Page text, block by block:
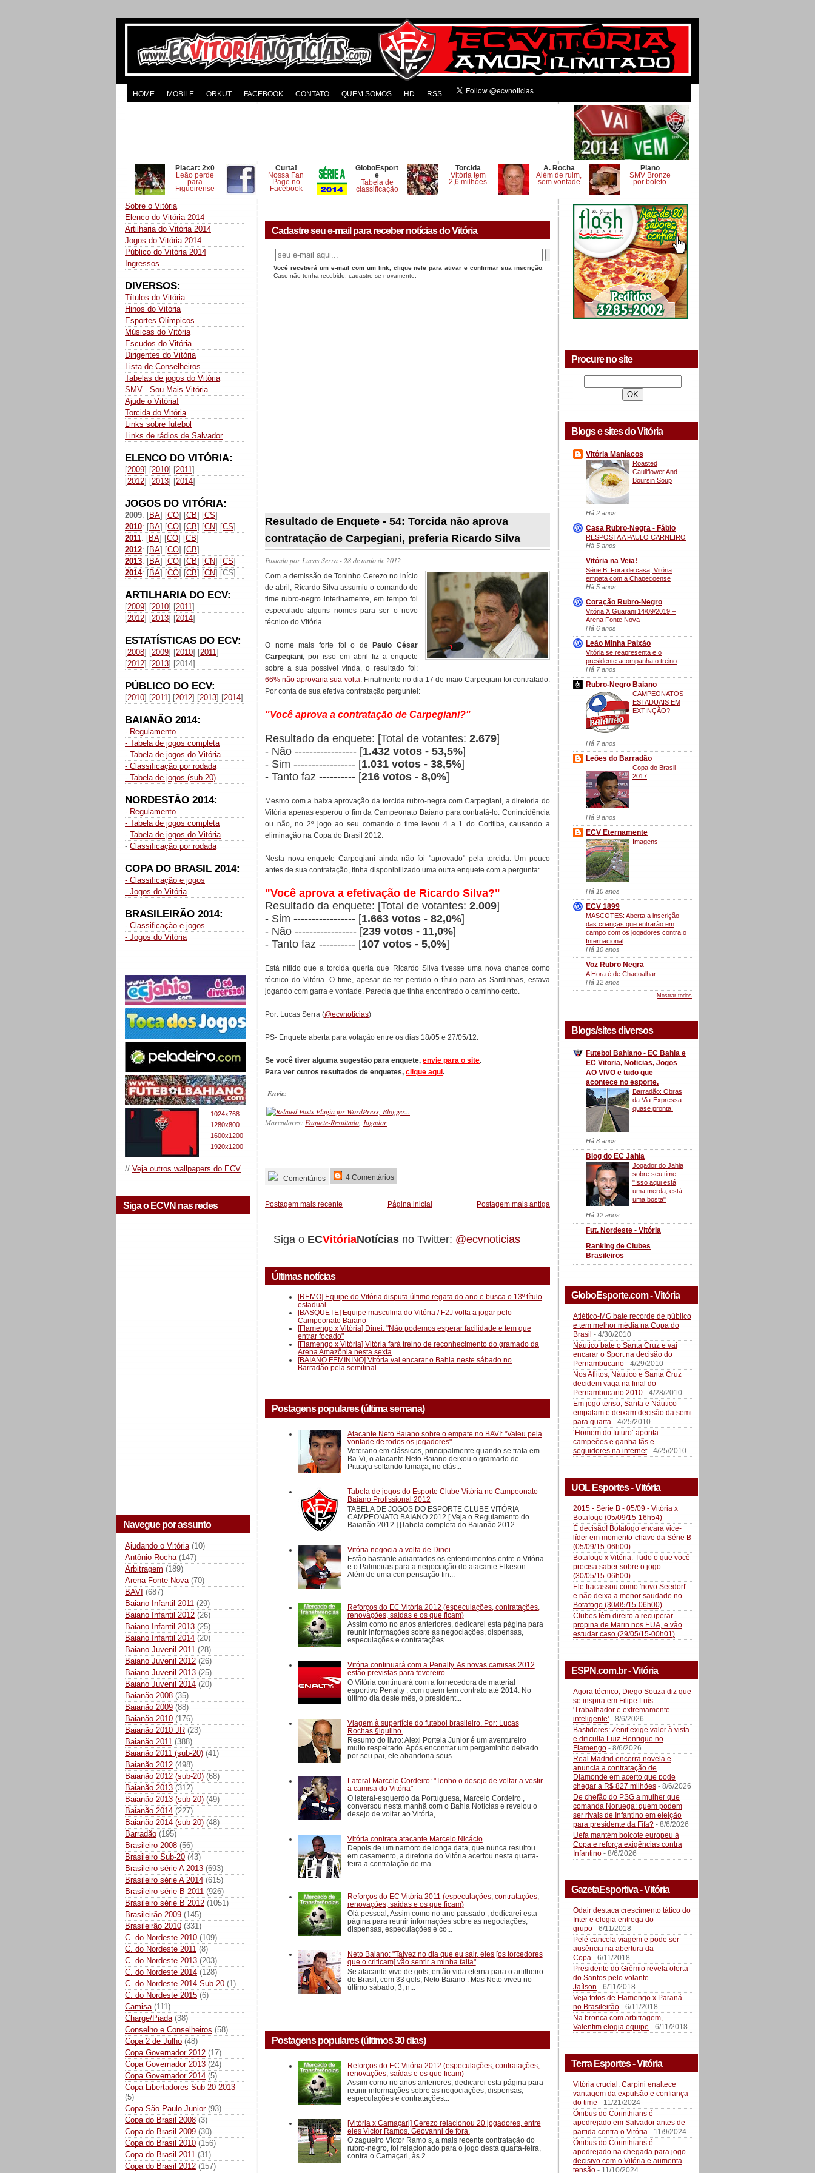
HOME MOBILE ORKUT FACEBOOK CONTATO QUEM SOMOS HD RSS
Placar: 2x0
Leão perde
para
Figueirense
Curta!
Nossa Fan
Page no
Facebook
GloboEsport
e
Tabela de
classificação
Torcida
Vitória tem
2,6 milhões
A. Rocha
Além de ruim,
sem vontade
Plano
SMV Bronze
por boleto
Sobre o Vitória
Elenco do Vitória 2014
Artilharia do Vitória 2014
Jogos do Vitória 2014
Público do Vitória 2014
Ingressos
DIVERSOS:
Títulos do Vitória
Hinos do Vitória
Esportes Olímpicos
Músicas do Vitória
Escudos do Vitória
Dirigentes do Vitória
Lista de Conselheiros
Tabelas de jogos do Vitória
SMV - Sou Mais Vitória
Ajude o Vitória!
Torcida do Vitória
Links sobre futebol
Links de rádios de Salvador
ELENCO DO VITÓRIA:
[2009] [2010] [2011]
[2012] [2013] [2014]
JOGOS DO VITÓRIA:
2009: [BA] [CO] [CB] [CS]
2010: [BA] [CO] [CB] [CN] [CS]
2011: [BA] [CO] [CB]
2012: [BA] [CO] [CB]
2013: [BA] [CO] [CB] [CN] [CS]
2014: [BA] [CO] [CB] [CN] [CS]
ARTILHARIA DO ECV:
[2009] [2010] [2011]
[2012] [2013] [2014]
ESTATÍSTICAS DO ECV:
[2008] [2009] [2010] [2011]
[2012] [2013] [2014]
PÚBLICO DO ECV:
[2010] [2011] [2012] [2013] [2014]
BAIANÃO 2014:
- Regulamento
- Tabela de jogos completa
- Tabela de jogos do Vitória
- Classificação por rodada
- Tabela de jogos (sub-20)
NORDESTÃO 2014:
- Regulamento
- Tabela de jogos completa
- Tabela de jogos do Vitória
- Classificação por rodada
COPA DO BRASIL 2014:
- Classificação e jogos
- Jogos do Vitória
BRASILEIRÃO 2014:
- Classificação e jogos
- Jogos do Vitória
-1024x768
-1280x800
-1600x1200
-1920x1200
// Veja outros wallpapers do ECV
Siga o ECVN nas redes
Navegue por assunto
Ajudando o Vitória (10)
Antônio Rocha (147)
Arbitragem (189)
Arena Fonte Nova (70)
BAVI (687)
Baiano Infantil 2011 (29)
Baiano Infantil 2012 (26)
Baiano Infantil 2013 (25)
Baiano Infantil 2014 (20)
Baiano Juvenil 2011 (28)
Baiano Juvenil 2012 (26)
Baiano Juvenil 2013 (25)
Baiano Juvenil 2014 (20)
Baianão 2008 (35)
Baianão 2009 (88)
Baianão 2010 (176)
Baianão 2010 JR (23)
Baianão 2011 (388)
Baianão 2011 (sub-20) (41)
Baianão 2012 (498)
Baianão 2012 (sub-20) (68)
Baianão 2013 (312)
Baianão 2013 (sub-20) (49)
Baianão 2014 (227)
Baianão 2014 (sub-20) (48)
Barradão (195)
Brasileiro 2008 (56)
Brasileiro Sub-20 (43)
Brasileiro série A 2013 (693)
Brasileiro série A 2014 (615)
Brasileiro série B 2011 (926)
Brasileiro série B 2012 (1051)
Brasileirão 2009 (145)
Brasileirão 2010 (331)
C. do Nordeste 2010 (109)
C. do Nordeste 2011 (8)
C. do Nordeste 2013 (203)
C. do Nordeste 2014 (128)
C. do Nordeste 2014 Sub-20 (1)
C. do Nordeste 2015 (6)
Camisa (111)
Charge/Piada (38)
Conselho e Conselheiros (58)
Copa 2 de Julho (48)
Copa Governador 2012 (17)
Copa Governador 2013 (24)
Copa Governador 2014 (5)
Copa Libertadores Sub-20 2013
(5)
Copa São Paulo Junior (93)
Copa do Brasil 2008 (3)
Copa do Brasil 2009 (30)
Copa do Brasil 2010 (156)
Copa do Brasil 2011 (31)
Copa do Brasil 2012 (157)
Cadastre seu e-mail para receber notícias do Vitória
Você receberá um e-mail com um link, clique nele para ativar e confirmar sua inscrição
Caso não tenha recebido, cadastre-se novamente.
Resultado de Enquete - 54: Torcida não aprova
contratação de Carpegiani, preferia Ricardo Silva
Postado porLucas Serra- 28 de maio de 2012
Com a demissão de Toninho Cerezo no início
de abril, Ricardo Silva assumiu o comando do
time rubro-negro interinamente, em tempo foi
especulado alguns nomes para ser o novo
técnico do Vitória.
O nome mais forte foi o de
Paulo César
Carpegiani, por isso em abril fiz a enquete
sobre a sua possível vinda, o resultado foi:
66% não aprovaria sua volta. Finalmente no dia 17 de maio Carpegiani foi contratado.
Por conta de sua efetiva contratação perguntei:
"Você aprova a contratação de Carpegiani?"
Resultado da enquete: [Total de votantes: 2.679]
- Não ----------------- [1.432 votos - 53,5%]
- Sim ----------------- [1.031 votos - 38,5%]
- Tanto faz ---------- [216 votos - 8,0%]
Mesmo com a baixa aprovação da torcida rubro-negra com Carpegiani, a diretoria do
Vitória apenas esperou o fim da Campeonato Baiano para contratá-lo. Conincidência
ou não, no 2º jogo ao seu comando o time levou 4 a 1 do Coritiba, causando a
eliminação na Copa do Brasil 2012.
Nesta nova enquete Carpegiani ainda não foi "aprovado" pela torcida. Um pouco
antes de sua contratação, tinha disponibilizado uma outra enquete com a pergunta:
"Você aprova a efetivação de Ricardo Silva?"
Resultado da enquete: [Total de votantes: 2.009]
- Sim ----------------- [1.663 votos - 82,0%]
- Não ----------------- [239 votos - 11,0%]
- Tanto faz ---------- [107 votos - 5,0%]
Está nítido que a torcida queria que Ricardo Silva tivesse uma nova chance como
técnico do Vitória. O time, apesar de ter perdido o título para as Sardinhas, estava
jogando com garra e vontade. Parecia que tinha encontrado o caminho certo.
Por: Lucas Serra (@ecvnoticias)
PS- Enquete aberta para votação entre os dias 18/05 e 27/05/12.
Se você tiver alguma sugestão para enquete, envie para o site.
Para ver outros resultados de enquetes, clique aqui.
Envie:
Marcadores: Enquete-Resultado, Jogador
Comentários 4 Comentários
Postagem mais recente Postagem mais antiga
Página inicial
Siga o ECVitóriaNotícias no Twitter: @ecvnoticias
Últimas notícias
[REMO] Equipe do Vitória disputa último regata do ano e busca o 13º título
estadual
[BASQUETE] Equipe masculina do Vitória / F2J volta a jogar pelo
Campeonato Baiano
[Flamengo x Vitória] Dinei: "Não podemos esperar facilidade e tem que
entrar focado"
[Flamengo x Vitória] Vitória fará treino de reconhecimento do gramado da
Arena Amazônia nesta sexta
[BAIANO FEMININO] Vitória vai encarar o Bahia neste sábado no
Barradão pela semifinal
Postagens populares (última semana)
Atacante Neto Baiano sobre o empate no BAVI: "Valeu pela
vontade de todos os jogadores"
Veterano em clássicos, principalmente quando se trata em
Ba-Vi, o atacante Neto Baiano deixou o gramado de
Pituaçu soltando fumaça, no clás...
Tabela de jogos do Esporte Clube Vitória no Campeonato
Baiano Profissional 2012
TABELA DE JOGOS DO ESPORTE CLUBE VITÓRIA
CAMPEONATO BAIANO 2012 [ Veja o Regulamento do
Baianão 2012 ] [Tabela completa do Baianão 2012...
Vitória negocia a volta de Dinei
Estão bastante adiantados os entendimentos entre o Vitória
e o Palmeiras para a negociação do atacante Elkeson .
Além de uma compensação fin...
Reforços do EC Vitória 2012 (especulações, contratações,
renovações, saídas e os que ficam)
Assim como no anos anteriores, dedicarei esta página para
reunir informações sobre as negociações, dispensas,
especulações e contratações...
Vitória continuará com a Penalty. As novas camisas 2012
estão previstas para fevereiro.
O Vitória continuará com a fornecedora de material
esportivo Penalty , com quem tem contrato até 2014. No
último dia deste mês, o president...
Viagem à superfície do futebol brasileiro. Por: Lucas
Rochas §iquilho.
Resumo do livro: Alexi Portela Junior é um aventureiro
muito respeitado. Após encontrar um pergaminho deixado
por seu pai, ele abandona seus...
Lateral Marcelo Cordeiro: "Tenho o desejo de voltar a vestir
a camisa do Vitória"
O lateral-esquerdo da Portuguesa, Marcelo Cordeiro ,
conversou nesta manhã com o Bahia Notícias e revelou o
desejo de voltar ao Vitória, ...
Vitória contrata atacante Marcelo Nicácio
Depois de um namoro de longa data, que nunca resultou
em casamento, a diretoria do Vitória acertou nesta quarta-
feira a contratação de ma...
Reforços do EC Vitória 2011 (especulações, contratações,
renovações, saídas e os que ficam)
Olá pessoal, Assim como no ano passado , dedicarei esta
página para reunir informações sobre as negociações,
dispensas, especulações e co...
Neto Baiano: "Talvez no dia que eu sair, eles [os torcedores
que o criticam] vão sentir a minha falta"
Se atacante vive de gols, então vida eterna para o artilheiro
do Brasil, com 33 gols, Neto Baiano . Mas Neto viveu no
último sábado, 3, n...
Postagens populares (últimos 30 dias)
Reforços do EC Vitória 2012 (especulações, contratações,
renovações, saídas e os que ficam)
Assim como no anos anteriores, dedicarei esta página para
reunir informações sobre as negociações, dispensas,
especulações e contratações...
[Vitória x Camaçari] Cerezo relacionou 20 jogadores, entre
eles Victor Ramos. Geovanni de fora.
O zagueiro Victor Ramo s, a mais recente contratação do
rubro-negro, foi relacionado para o jogo desta quarta-feira,
contra o Camaçari, às 2...
Procure no site
Blogs e sites do Vitória
Vitória Maníacos
Roasted
Cauliflower And
Boursin Soup
Há 2 anos
Casa Rubro-Negra - Fábio
RESPOSTA A PAULO CARNEIRO
Há 5 anos
Vitória na Veia!
Série B: Fora de casa, Vitória
empata com a Chapecoense
Há 5 anos
Coração Rubro-Negro
Vitória X Guarani 14/09/2019 –
Arena Fonte Nova
Há 6 anos
Leão Minha Paixão
Vitória se reapresenta e o
presidente acompanha o treino
Há 7 anos
Rubro-Negro Baiano
CAMPEONATOS
ESTADUAIS EM
EXTINÇÃO?
Há 7 anos
Leões do Barradão
Copa do Brasil
2017
Há 9 anos
ECV Eternamente
Imagens
Há 10 anos
ECV 1899
MASCOTES: Aberta a inscrição
das crianças que entrarão em
campo com os jogadores contra o
Internacional
Há 10 anos
Voz Rubro Negra
A Hora é de Chacoalhar
Há 12 anos
Mostrar todos
Blogs/sites diversos
Futebol Bahiano - EC Bahia e
EC Vitoria, Noticias, Jogos
AO VIVO e tudo que
acontece no esporte.
Barradão: Obras
da Via-Expressa
quase pronta!
Há 8 anos
Blog do EC Jahia
Jogador do Jahia
sobre seu time:
"Isso aqui está
uma merda, está
uma bosta"
Há 12 anos
Fut. Nordeste - Vitória
Ranking de Clubes
Brasileiros
GloboEsporte.com - Vitória
Atlético-MG bate recorde de público
e tem melhor média na Copa do
Brasil - 4/30/2010
Náutico bate o Santa Cruz e vai
encarar o Sport na decisão do
Pernambucano - 4/29/2010
Nos Aflitos, Náutico e Santa Cruz
decidem vaga na final do
Pernambucano 2010 - 4/28/2010
Em jogo tenso, Santa e Náutico
empatam e deixam decisão da semi
para quarta - 4/25/2010
‘Homem do futuro’ aponta
campeões e ganha fãs e
seguidores na internet- 4/25/2010
UOL Esportes - Vitória
2015 - Série B - 05/09 - Vitória x
Botafogo (05/09/15-16h54)
É decisão! Botafogo encara vice-
líder em momento-chave da Série B
(05/09/15-06h00)
Botafogo x Vitória. Tudo o que você
precisa saber sobre o jogo
(30/05/15-06h00)
Ele fracassou como 'novo Seedorf'
e não deixa a menor saudade no
Botafogo (30/05/15-06h00)
Clubes têm direito a recuperar
propina de Marin nos EUA, e vão
estudar caso (29/05/15-00h01)
ESPN.com.br - Vitória
Agora técnico, Diego Souza diz que
se inspira em Filipe Luís:
'Trabalhador e extremamente
inteligente' - 8/6/2026
Bastidores: Zenit exige valor à vista
e dificulta Luiz Henrique no
Flamengo - 8/6/2026
Real Madrid encerra novela e
anuncia a contratação de
Diamonde em acerto que pode
chegar a R$ 827 milhões - 8/6/2026
De chefão do PSG a mulher que
comanda Noruega: quem podem
ser rivais de Infantino em eleição
para presidente da Fifa? - 8/6/2026
Uefa mantém boicote europeu à
Copa e reforça exigências contra
Infantino - 8/6/2026
GazetaEsportiva - Vitória
Odair destaca crescimento tático do
Inter e elogia entrega do
grupo - 6/11/2018
Pelé cancela viagem e pode ser
ausência na abertura da
Copa - 6/11/2018
Presidente do Grêmio revela oferta
do Santos pelo volante
Jaílson - 6/11/2018
Veja fotos de Flamengo x Paraná
no Brasileirão - 6/11/2018
Na bronca com arbitragem,
Valentim elogia equipe - 6/11/2018
Terra Esportes - Vitória
Vitória crucial: Carpini enaltece
vantagem da expulsão e confiança
do time - 11/21/2024
Ônibus do Corinthians é
apedrejado em Salvador antes de
partida contra o Vitória - 11/9/2024
Ônibus do Corinthians é
apedrejado na chegada para jogo
decisivo com o Vitória e aumenta
tensão - 11/10/2024